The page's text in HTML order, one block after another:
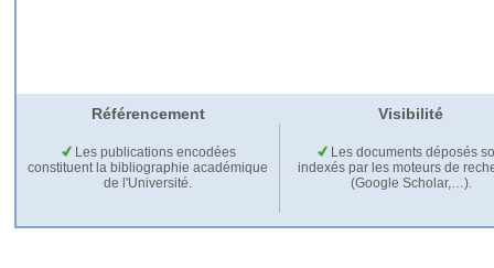
Référencement Visibilité
Les publications encodées
constituent la bibliographie académique
de l'Université.
Les documents déposés
indexés par les moteurs de
(Google Scholar,…).